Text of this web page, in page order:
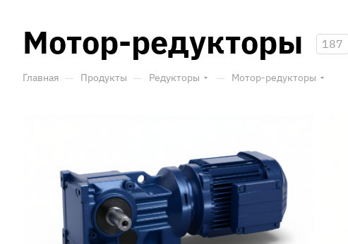
Мотор-редукторы 187
Главная — Продукты — Редукторы — Мотор-редукторы